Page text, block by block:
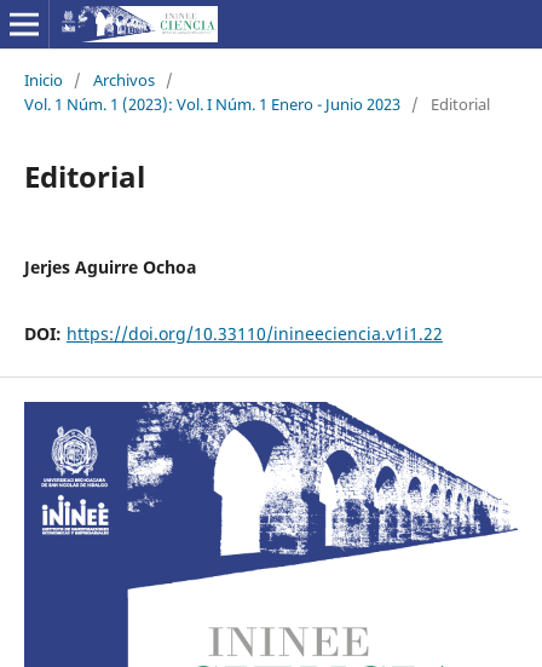
Inicio / Archivos /
Vol. 1 Núm. 1 (2023): Vol. I Núm. 1 Enero - Junio 2023 / Editorial
Editorial
Jerjes Aguirre Ochoa
DOI: https://doi.org/10.33110/inineeciencia.v1i1.22